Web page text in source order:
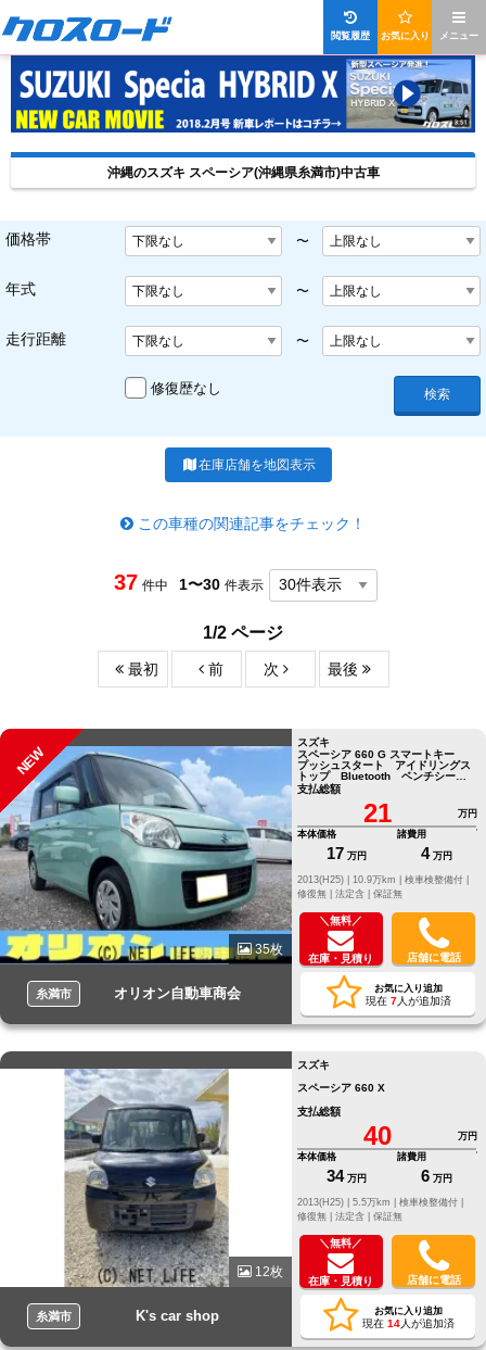
メニュー
お気に入り
閲覧履歴
沖縄のスズキ スペーシア(沖縄県糸満市)中古車
価格帯 〜
年式 〜
走行距離 〜
修復歴なし 検索
在庫店舗を地図表示
この車種の関連記事をチェック！
37 件中 1〜30 件表示
1/2 ページ
最初 前 次 最後
NEW
35枚
糸満市 オリオン自動車商会
スズキ
スペーシア 660 G スマートキー
プッシュスタート アイドリングス
トップ Bluetooth ベンチシー
ト
支払総額
21
万円
本体価格
17 万円
諸費用
4 万円
修復無 | 法定含 | 保証無
＼無料／
在庫・見積り 店舗に電話
お気に入り追加
現在 7人が追加済
12枚
糸満市 K's car shop
スズキ
スペーシア 660 X
支払総額
40
万円
本体価格
34 万円
諸費用
6 万円
修復無 | 法定含 | 保証無
＼無料／
在庫・見積り 店舗に電話
お気に入り追加
現在 14人が追加済